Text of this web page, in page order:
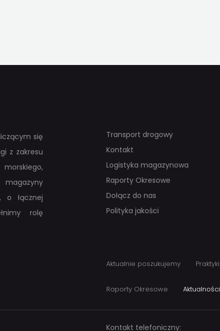
się
z zakresu
o łącznej
rolę
Transport drogowy
Kontakt
Logistyka magazynowa
Raporty Okresowe
Dołącz do nas
Polityka jakości
Aktualnie poszukujemy Praktyki
Raporty Okresowe Aktualności
Kontakt telefoniczny: